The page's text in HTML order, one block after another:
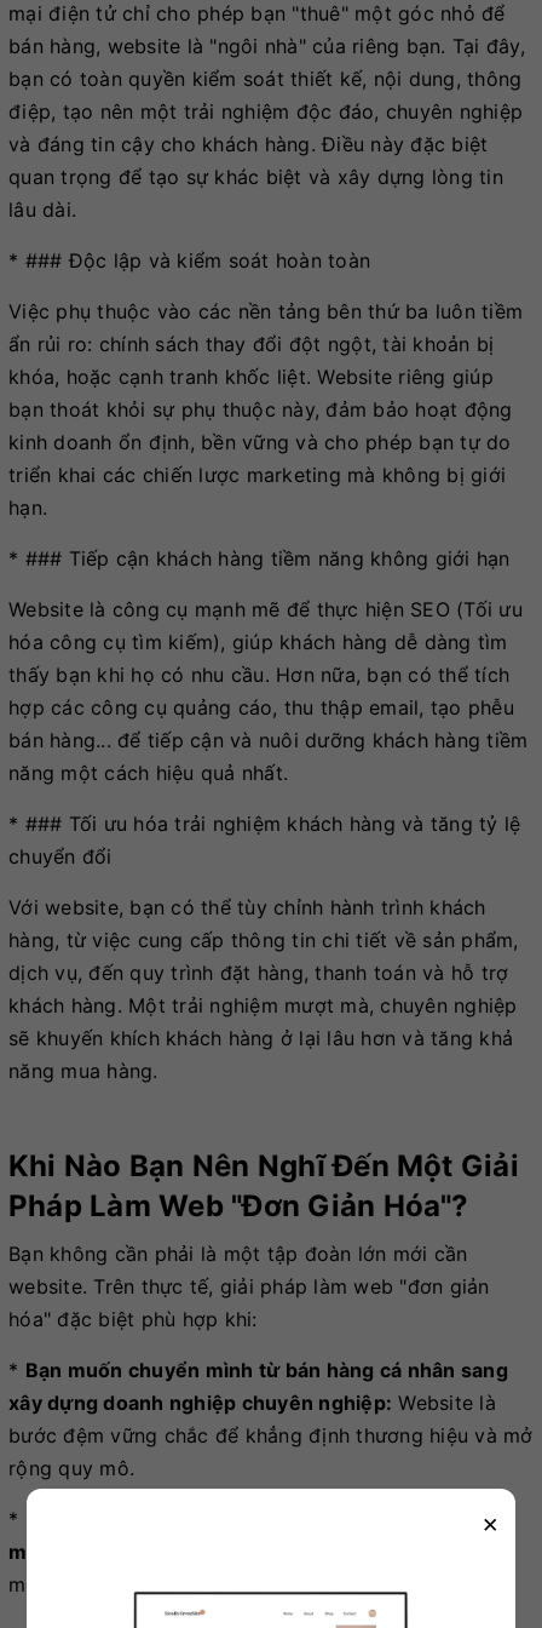
mại điện tử chỉ cho phép bạn "thuê" một góc nhỏ để
bán hàng, website là "ngôi nhà" của riêng bạn. Tại đây,
bạn có toàn quyền kiểm soát thiết kế, nội dung, thông
điệp, tạo nên một trải nghiệm độc đáo, chuyên nghiệp
và đáng tin cậy cho khách hàng. Điều này đặc biệt
quan trọng để tạo sự khác biệt và xây dựng lòng tin
lâu dài.
* ### Độc lập và kiểm soát hoàn toàn
Việc phụ thuộc vào các nền tảng bên thứ ba luôn tiềm
ẩn rủi ro: chính sách thay đổi đột ngột, tài khoản bị
khóa, hoặc cạnh tranh khốc liệt. Website riêng giúp
bạn thoát khỏi sự phụ thuộc này, đảm bảo hoạt động
kinh doanh ổn định, bền vững và cho phép bạn tự do
triển khai các chiến lược marketing mà không bị giới
hạn.
* ### Tiếp cận khách hàng tiềm năng không giới hạn
Website là công cụ mạnh mẽ để thực hiện SEO (Tối ưu
hóa công cụ tìm kiếm), giúp khách hàng dễ dàng tìm
thấy bạn khi họ có nhu cầu. Hơn nữa, bạn có thể tích
hợp các công cụ quảng cáo, thu thập email, tạo phễu
bán hàng... để tiếp cận và nuôi dưỡng khách hàng tiềm
năng một cách hiệu quả nhất.
* ### Tối ưu hóa trải nghiệm khách hàng và tăng tỷ lệ
chuyển đổi
Với website, bạn có thể tùy chỉnh hành trình khách
hàng, từ việc cung cấp thông tin chi tiết về sản phẩm,
dịch vụ, đến quy trình đặt hàng, thanh toán và hỗ trợ
khách hàng. Một trải nghiệm mượt mà, chuyên nghiệp
sẽ khuyến khích khách hàng ở lại lâu hơn và tăng khả
năng mua hàng.
Khi Nào Bạn Nên Nghĩ Đến Một Giải
Pháp Làm Web "đơn Giản Hóa"?
Bạn không cần phải là một tập đoàn lớn mới cần
website. Trên thực tế, giải pháp làm web "đơn giản
hóa" đặc biệt phù hợp khi:
* Bạn muốn chuyển mình từ bán hàng cá nhân sang
xây dựng doanh nghiệp chuyên nghiệp: Website là
bước đệm vững chắc để khẳng định thương hiệu và mở
rộng quy mô.
*
Bạn đang phụ thuộc quá nhiều vào các nền tảng
mạng xã hội và lo lắng về rủi ro:
một "ngôi nhà" riêng an toàn và bền vững hơn.
×